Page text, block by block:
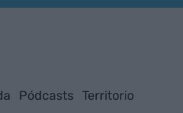
Pódcasts Territorio